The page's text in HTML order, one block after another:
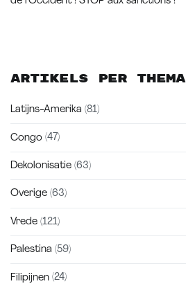
Artikels per thema
Latijns-Amerika (81)
Congo (47)
Dekolonisatie (63)
Overige (63)
Vrede (121)
Palestina (59)
Filipijnen (24)